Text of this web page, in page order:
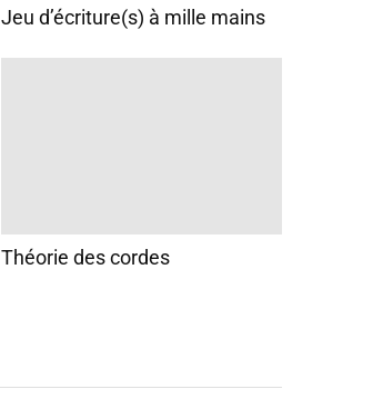
Jeu d’écriture(s) à mille mains
Théorie des cordes